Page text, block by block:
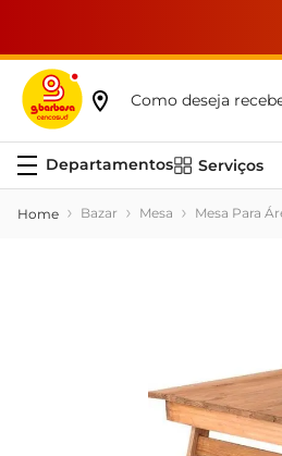
Como deseja
Serviços
Bazar Mesa Mesa Para